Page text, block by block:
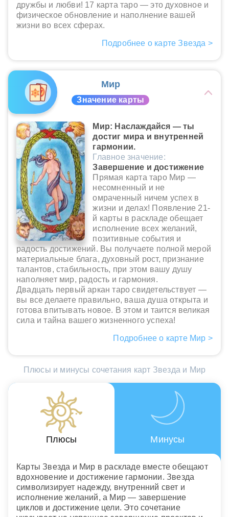
дружбы и любви! 17 карта таро — это духовное и
физическое обновление и наполнение вашей
жизни во всех сферах.
Подробнее о карте Звезда >
Мир
Значение карты
Мир: Наслаждайся — ты
достиг мира и внутренней
гармонии.
Главное значение:
Завершение и достижение
Прямая карта таро Мир —
несомненный и не
омраченный ничем успех в
жизни и делах! Появление 21-
й карты в раскладе обещает
исполнение всех желаний,
позитивные события и
радость достижений. Вы получаете полной мерой
материальные блага, духовный рост, признание
талантов, стабильность, при этом вашу душу
наполняет мир, радость и гармония.
Двадцать первый аркан таро свидетельствует —
вы все делаете правильно, ваша душа открыта и
готова впитывать новое. В этом и таится великая
сила и тайна вашего жизненного успеха!
Подробнее о карте Мир >
Плюсы и минусы сочетания карт Звезда и Мир
Плюсы Минусы
Карты Звезда и Мир в раскладе вместе обещают
вдохновение и достижение гармонии. Звезда
символизирует надежду, внутренний свет и
исполнение желаний, а Мир — завершение
циклов и достижение цели. Это сочетание